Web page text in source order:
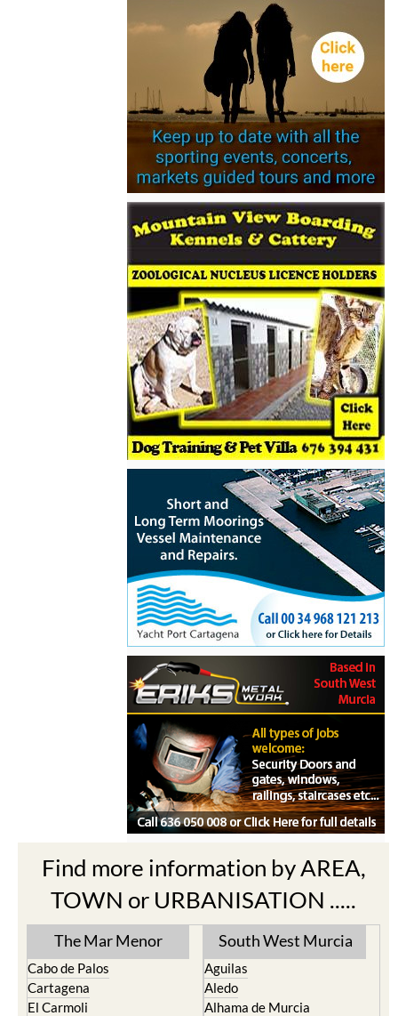
Find more information by AREA,
TOWN or URBANISATION .....
The Mar Menor
Cabo de Palos
Cartagena
El Carmoli
South West Murcia
Aguilas
Aledo
Alhama de Murcia